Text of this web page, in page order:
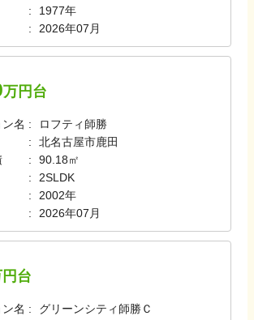
1977年
2026年07月
万円台
名
ロフティ師勝
北名古屋市鹿田
90.18㎡
2SLDK
2002年
2026年07月
台
名
グリーンシティ師勝Ｃ